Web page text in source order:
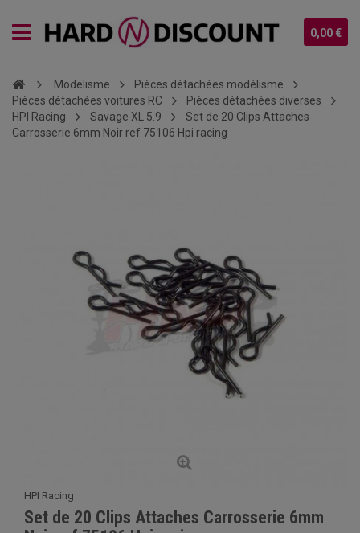
0,00 €
Modelisme
Pièces détachées modélisme
Pièces détachées voitures RC
Pièces détachées diverses
HPI Racing
Savage XL 5.9
Set de 20 Clips Attaches
Carrosserie 6mm Noir ref 75106 Hpi racing
HPI Racing
Set de 20 Clips Attaches Carrosserie 6mm